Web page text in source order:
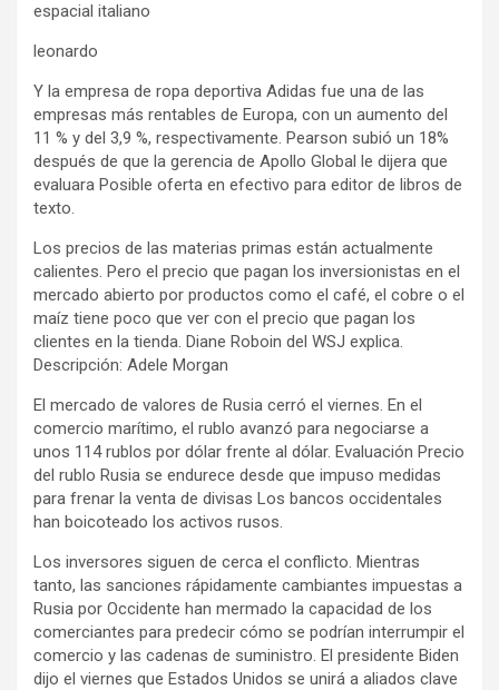
espacial italiano
leonardo
Y la empresa de ropa deportiva Adidas fue una de las
empresas más rentables de Europa, con un aumento del
11 % y del 3,9 %, respectivamente. Pearson subió un 18%
después de que la gerencia de Apollo Global le dijera que
evaluara Posible oferta en efectivo para editor de libros de
texto.
Los precios de las materias primas están actualmente
calientes. Pero el precio que pagan los inversionistas en el
mercado abierto por productos como el café, el cobre o el
maíz tiene poco que ver con el precio que pagan los
clientes en la tienda. Diane Roboin del WSJ explica.
Descripción: Adele Morgan
El mercado de valores de Rusia cerró el viernes. En el
comercio marítimo, el rublo avanzó para negociarse a
unos 114 rublos por dólar frente al dólar. Evaluación Precio
del rublo Rusia se endurece desde que impuso medidas
para frenar la venta de divisas Los bancos occidentales
han boicoteado los activos rusos.
Los inversores siguen de cerca el conflicto. Mientras
tanto, las sanciones rápidamente cambiantes impuestas a
Rusia por Occidente han mermado la capacidad de los
comerciantes para predecir cómo se podrían interrumpir el
comercio y las cadenas de suministro. El presidente Biden
dijo el viernes que Estados Unidos se unirá a aliados clave